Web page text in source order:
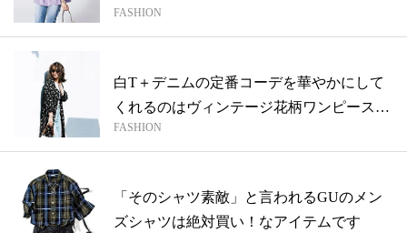
FASHION
白T＋デニムの定番コーデを華やかにして
くれるのはヴィンテージ花柄ワンピース
♡【今...
FASHION
「そのシャツ素敵」と言われるGUのメン
ズシャツは絶対買い！なアイテムです